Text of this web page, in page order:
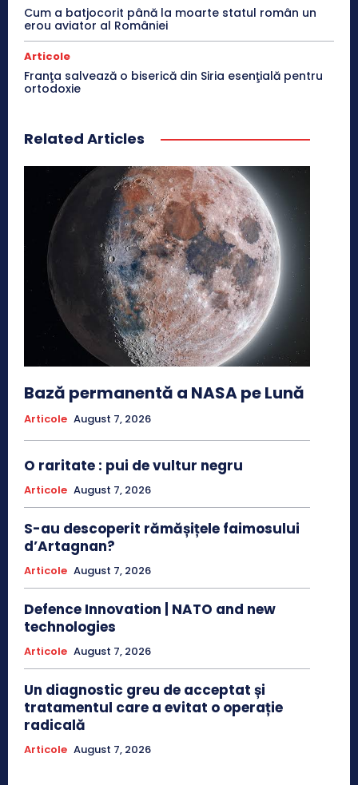
Cum a batjocorit până la moarte statul român un
erou aviator al României
Articole
Franţa salvează o biserică din Siria esenţială pentru
ortodoxie
Related Articles
Bază permanentă a NASA pe Lună
Articole August 7, 2026
O raritate : pui de vultur negru
Articole August 7, 2026
S-au descoperit rămășițele faimosului
d’Artagnan?
Articole August 7, 2026
Defence Innovation | NATO and new
technologies
Articole August 7, 2026
Un diagnostic greu de acceptat și
tratamentul care a evitat o operație
radicală
Articole August 7, 2026